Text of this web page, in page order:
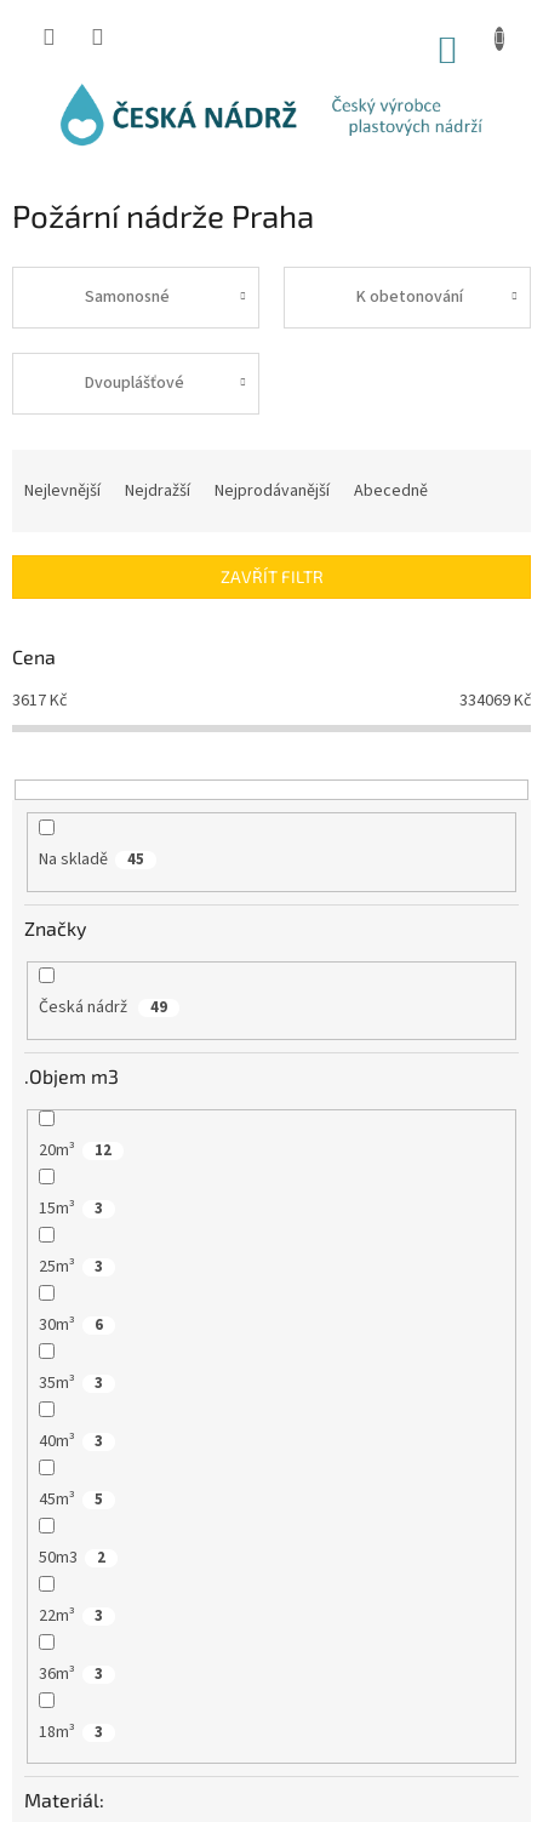
Požární nádrže Praha
Samonosné K obetonování
Dvouplášťové
í
r
o
d
u
t
ů
Nejlevnější Nejdražší Nejprodávanější Abecedně
ZAVŘÍT FILTR
Cena
3617Kč 334069Kč
Na skladě 45
Značky
Česká nádrž 49
.Objem m3
20m³ 12
15m³ 3
25m³ 3
30m³ 6
35m³ 3
40m³ 3
45m³ 5
50m3 2
22m³ 3
36m³ 3
18m³ 3
Materiál: